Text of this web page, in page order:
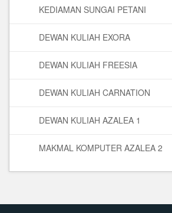
KEDIAMAN SUNGAI PETANI
DEWAN KULIAH EXORA
DEWAN KULIAH FREESIA
DEWAN KULIAH CARNATION
DEWAN KULIAH AZALEA 1
MAKMAL KOMPUTER AZALEA 2